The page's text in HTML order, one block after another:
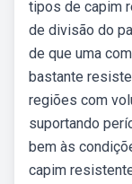
tipos de capim
de divisão do
de que uma
bastante
regiões com
suportando
bem às
capim